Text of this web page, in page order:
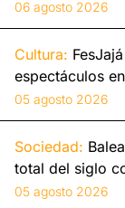
06 agosto 2026
Cultura:
espectáculos
05 agosto 2026
Sociedad:
total del siglo
05 agosto 2026